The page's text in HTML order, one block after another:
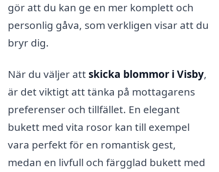
gör att du kan ge en mer komplett och
personlig gåva, som verkligen visar att du
bryr dig.
När du väljer att skicka blommor i Visby,
är det viktigt att tänka på mottagarens
preferenser och tillfället. En elegant
bukett med vita rosor kan till exempel
vara perfekt för en romantisk gest,
medan en livfull och färgglad bukett med